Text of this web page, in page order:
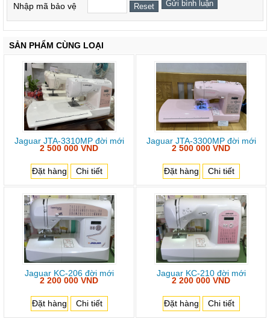
Nhập mã bảo vệ
SẢN PHẨM CÙNG LOẠI
Jaguar JTA-3310MP đời mới
2 500 000 VND
Đặt hàng Chi tiết
Jaguar JTA-3300MP đời mới
2 500 000 VND
Đặt hàng Chi tiết
Jaguar KC-206 đời mới
2 200 000 VND
Đặt hàng Chi tiết
Jaguar KC-210 đời mới
2 200 000 VND
Đặt hàng Chi tiết